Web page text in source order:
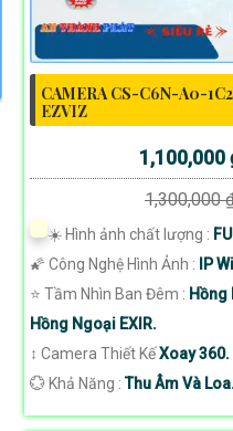
CAMERA CS-C6N-A0-
EZVIZ
1,100,000
1,300,000
☀️ Hình ảnh chất lượng :
🌠 Công Nghệ Hình Ảnh :
IP
⭐ Tầm Nhìn Ban Đêm :
Hồng Ngoại EXIR.
↕️ Camera Thiết KếXoay 360.
️💮 Khả Năng :Thu Âm Và Loa.